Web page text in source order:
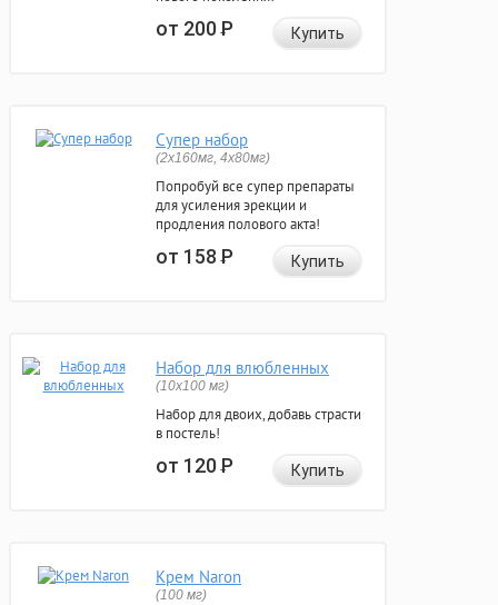
от 200Р Купить
Супер набор
(2х160мг, 4х80мг)
Попробуй все супер препараты
для усиления эрекции и
продления полового акта!
от 158Р Купить
Набор для влюбленных
(10х100 мг)
Набор для двоих, добавь страсти
в постель!
от 120Р Купить
Крем Naron
(100 мг)